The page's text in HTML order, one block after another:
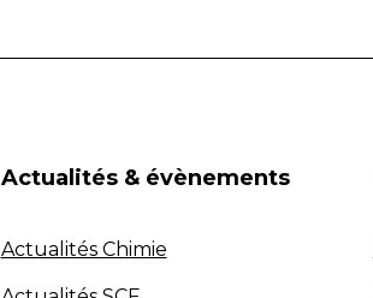
Actualités & évènements
Actualités Chimie